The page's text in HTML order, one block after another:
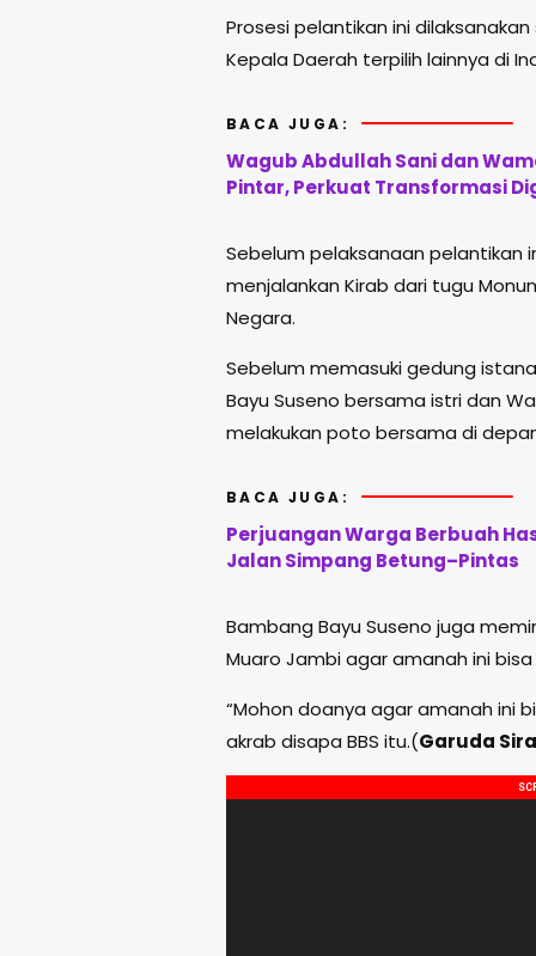
Prosesi pelantikan ini
Kepala Daerah terpilih lainnya di
BACA JUGA:
Wagub Abdullah Sani dan
Pintar, Perkuat Transformasi
Sebelum pelaksanaan pelantikan
menjalankan Kirab dari tugu
Negara.
Sebelum memasuki gedung
Bayu Suseno bersama istri dan
melakukan poto bersama di
BACA JUGA:
Perjuangan Warga Berbuah
Jalan Simpang Betung–Pintas
Bambang Bayu Suseno juga
Muaro Jambi agar amanah ini
“Mohon doanya agar amanah ini
akrab disapa BBS itu.(Garuda